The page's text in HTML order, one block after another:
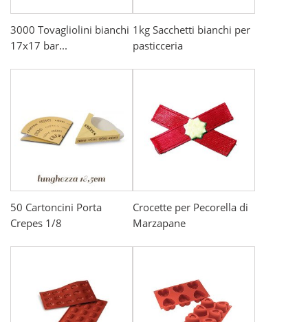
3000 Tovagliolini bianchi
17x17 bar...
1kg Sacchetti bianchi per
pasticceria
50 Cartoncini Porta
Crepes 1/8
Crocette per Pecorella di
Marzapane